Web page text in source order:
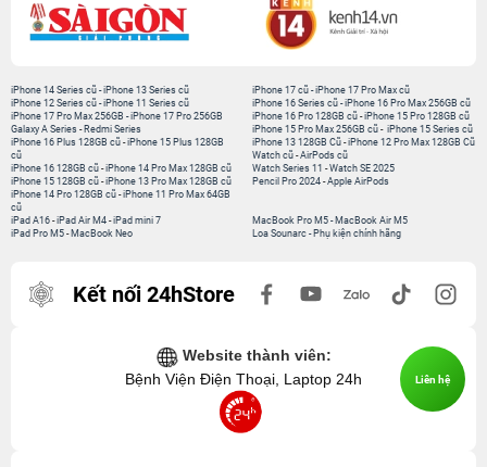
iPhone 14 Series cũ -iPhone 13 Series cũ
iPhone 12 Series cũ -iPhone 11 Series cũ
iPhone 17 Pro Max 256GB -iPhone 17 Pro 256GB
Galaxy A Series - Redmi Series
iPhone 17 cũ-iPhone 17 Pro Max cũ
iPhone 16 Series cũ- iPhone 16 Pro Max 256GB cũ
iPhone 16 Pro 128GB cũ-iPhone 15 Pro 128GB cũ
iPhone 15 Pro Max 256GB cũ- iPhone 15 Series cũ
iPhone 16 Plus 128GB cũ -iPhone 15 Plus 128GB
cũ
iPhone 16 128GB cũ -iPhone 14 Pro Max 128GB cũ
iPhone 15 128GB cũ -iPhone 13 Pro Max 128GB cũ
iPhone 14 Pro 128GB cũ -iPhone 11 Pro Max 64GB
cũ
iPhone 13 128GB Cũ-iPhone 12 Pro Max 128GB Cũ
Watch cũ-AirPods cũ
Watch Series 11 -Watch SE 2025
Pencil Pro 2024-Apple AirPods
iPad A16 -iPad Air M4 -iPad mini 7
iPad Pro M5 - MacBook Neo
MacBook Pro M5- MacBook Air M5
Loa Sounarc- Phụ kiện chính hãng
Kết nối 24hStore
Website thành viên:
Bệnh Viện Điện Thoại, Laptop 24h
Liên hệ